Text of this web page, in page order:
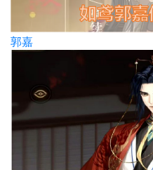
郭嘉